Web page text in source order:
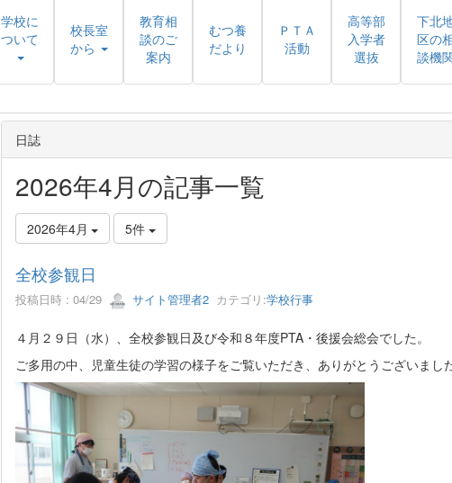
学校に
ついて
校長室
から
教育相
談のご
案内
むつ養
だより
ＰＴＡ
活動
高等部
入学者
選抜
下北
区の
談機
日誌
2026年4月の記事一覧
2026年4月 5件
全校参観日
投稿日時 : 04/29 サイト管理者2カテゴリ:学校行事
４月２９日（水）、全校参観日及び令和８年度PTA・後援会総会でした。
ご多用の中、児童生徒の学習の様子をご覧いただき、ありがとうございました